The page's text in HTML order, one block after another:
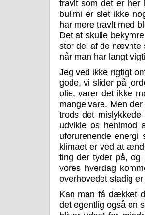
travlt som det er her
bulimi er slet ikke
har mere travlt med
Det at skulle
stor del af de nævnte
når man har langt
Jeg ved ikke rigtigt
gode, vi slider på
olie, varer det ikke
mangelvare. Men
trods det
udvikle os henimod
uforurenende energi
klimaet er ved at
ting der tyder på,
vores hverdag
overhovedet stadig er
Kan man få dækket
det egentlig også en